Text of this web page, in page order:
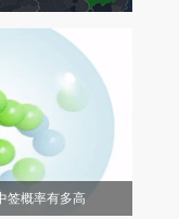
签概率有多高